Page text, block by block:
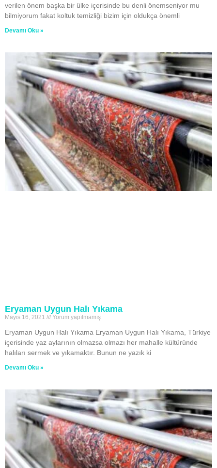
verilen önem başka bir ülke içerisinde bu denli önemseniyor mu
bilmiyorum fakat koltuk temizliği bizim için oldukça önemli
Devamı Oku »
Eryaman Uygun Halı Yıkama
Mayıs 16, 2021 Yorum yapılmamış
Eryaman Uygun Halı Yıkama Eryaman Uygun Halı Yıkama, Türkiye
içerisinde yaz aylarının olmazsa olmazı her mahalle kültüründe
halıları sermek ve yıkamaktır. Bunun ne yazık ki
Devamı Oku »